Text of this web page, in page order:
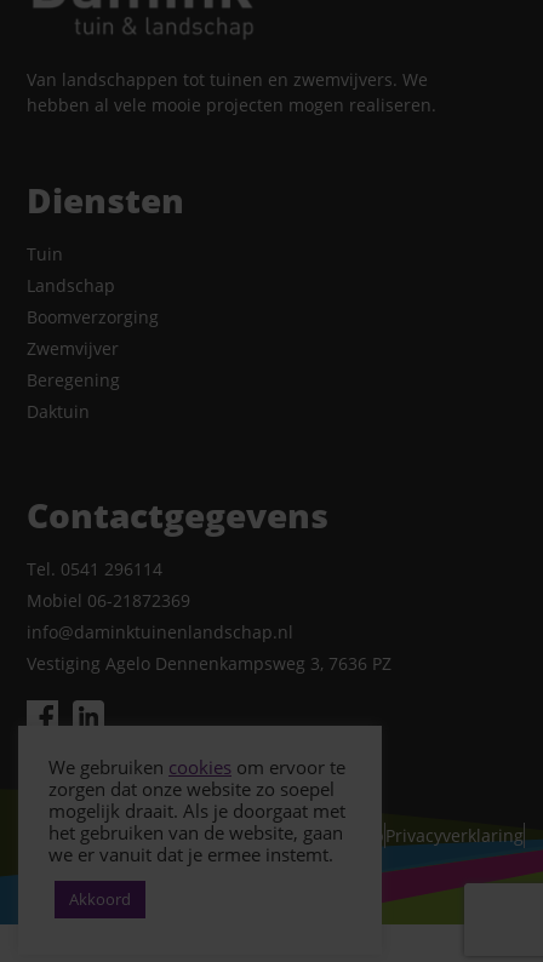
Van landschappen tot tuinen en zwemvijvers. We
hebben al vele mooie projecten mogen realiseren.
Diensten
Tuin
Landschap
Boomverzorging
Zwemvijver
Beregening
Daktuin
Contactgegevens
Tel. 0541 296114
Mobiel 06-21872369
info@daminktuinenlandschap.nl
Vestiging Agelo Dennenkampsweg 3, 7636 PZ
© Copyright 2026- Damink Tuin & LandschapPrivacyverklaring
Cookiebeleid
We gebruiken cookies om ervoor te
zorgen dat onze website zo soepel
mogelijk draait. Als je doorgaat met
het gebruiken van de website, gaan
we er vanuit dat je ermee instemt.
Akkoord